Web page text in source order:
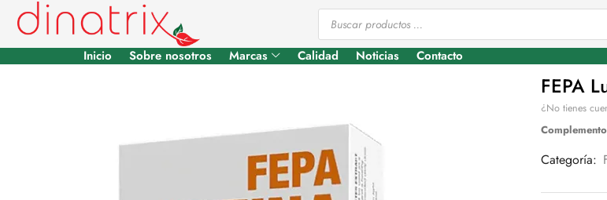
Inicio Sobre nosotros Marcas Calidad Noticias Contacto
FEPA
¿No tienes
Categoría: